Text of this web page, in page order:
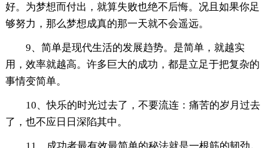
好。为梦想而付出，就算失败也绝不后悔。况且如果你足
够努力，那么梦想成真的那一天就不会遥远。
9、简单是现代生活的发展趋势。是简单，就越实
用，效率就越高。许多巨大的成功，都是立足于把复杂的
事情变简单。
10、快乐的时光过去了，不要流连：痛苦的岁月过去
了，也不应日日深陷其中。